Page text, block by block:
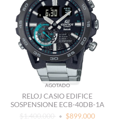
AGOTADO
RELOJ CASIO EDIFICE
SOSPENSIONE ECB-40DB-1A
$1.400.000
$899.000